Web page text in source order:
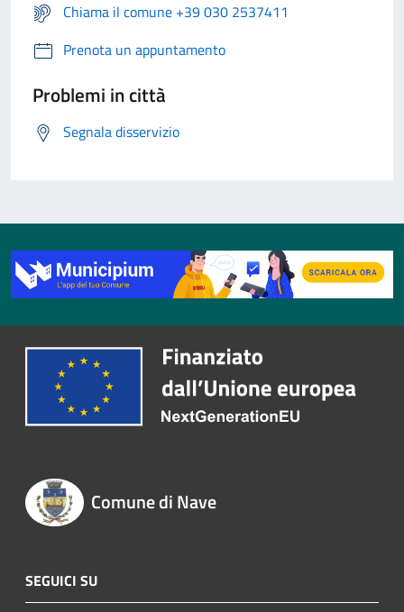
Chiama il comune +39 030 2537411
Prenota un appuntamento
Problemi in città
Segnala disservizio
Comune di Nave
SEGUICI SU